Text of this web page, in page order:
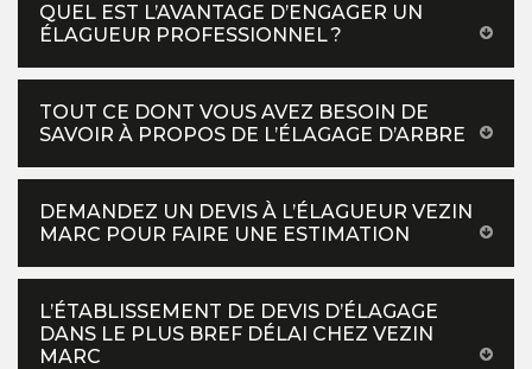
QUEL EST L’AVANTAGE D’ENGAGER UN
ÉLAGUEUR PROFESSIONNEL ?
TOUT CE DONT VOUS AVEZ BESOIN DE
SAVOIR À PROPOS DE L’ÉLAGAGE D’ARBRE
DEMANDEZ UN DEVIS À L’ÉLAGUEUR VEZIN
MARC POUR FAIRE UNE ESTIMATION
L’ÉTABLISSEMENT DE DEVIS D’ÉLAGAGE
DANS LE PLUS BREF DÉLAI CHEZ VEZIN
MARC